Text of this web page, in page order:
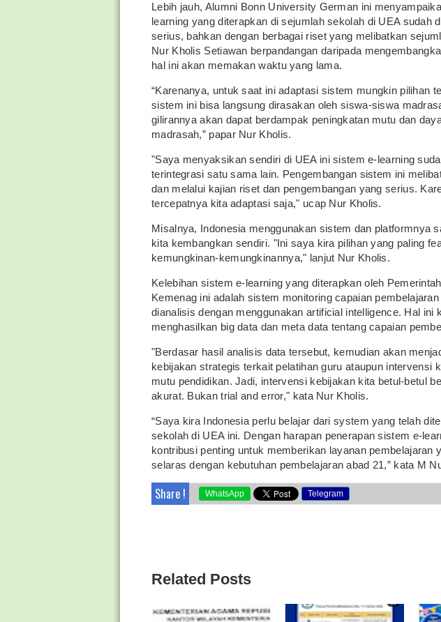
Lebih jauh, Alumni Bonn University German ini
learning yang diterapkan di sejumlah sekolah di UEA sudah
serius, bahkan dengan berbagai riset yang melibatkan
Nur Kholis Setiawan berpandangan daripada
hal ini akan memakan waktu yang lama.
“Karenanya, untuk saat ini adaptasi sistem mungkin pilihan
sistem ini bisa langsung dirasakan oleh siswa-siswa
gilirannya akan dapat berdampak peningkatan mutu dan
madrasah,” papar Nur Kholis.
"Saya menyaksikan sendiri di UEA ini sistem e-learning
terintegrasi satu sama lain. Pengembangan sistem ini
dan melalui kajian riset dan pengembangan yang serius.
tercepatnya kita adaptasi saja," ucap Nur Kholis.
Misalnya, Indonesia menggunakan sistem dan platformnya
kita kembangkan sendiri. "Ini saya kira pilihan yang paling
kemungkinan-kemungkinannya," lanjut Nur Kholis.
Kelebihan sistem e-learning yang diterapkan oleh
Kemenag ini adalah sistem monitoring capaian
dianalisis dengan menggunakan artificial intelligence. Hal ini
menghasilkan big data dan meta data tentang capaian
"Berdasar hasil analisis data tersebut, kemudian akan
kebijakan strategis terkait pelatihan guru ataupun intervensi
mutu pendidikan. Jadi, intervensi kebijakan kita betul-betul
akurat. Bukan trial and error," kata Nur Kholis.
“Saya kira Indonesia perlu belajar dari system yang telah
sekolah di UEA ini. Dengan harapan penerapan sistem e-
kontribusi penting untuk memberikan layanan pembelajaran
selaras dengan kebutuhan pembelajaran abad 21,” kata M
Share ! WhatsApp Telegram
Related Posts